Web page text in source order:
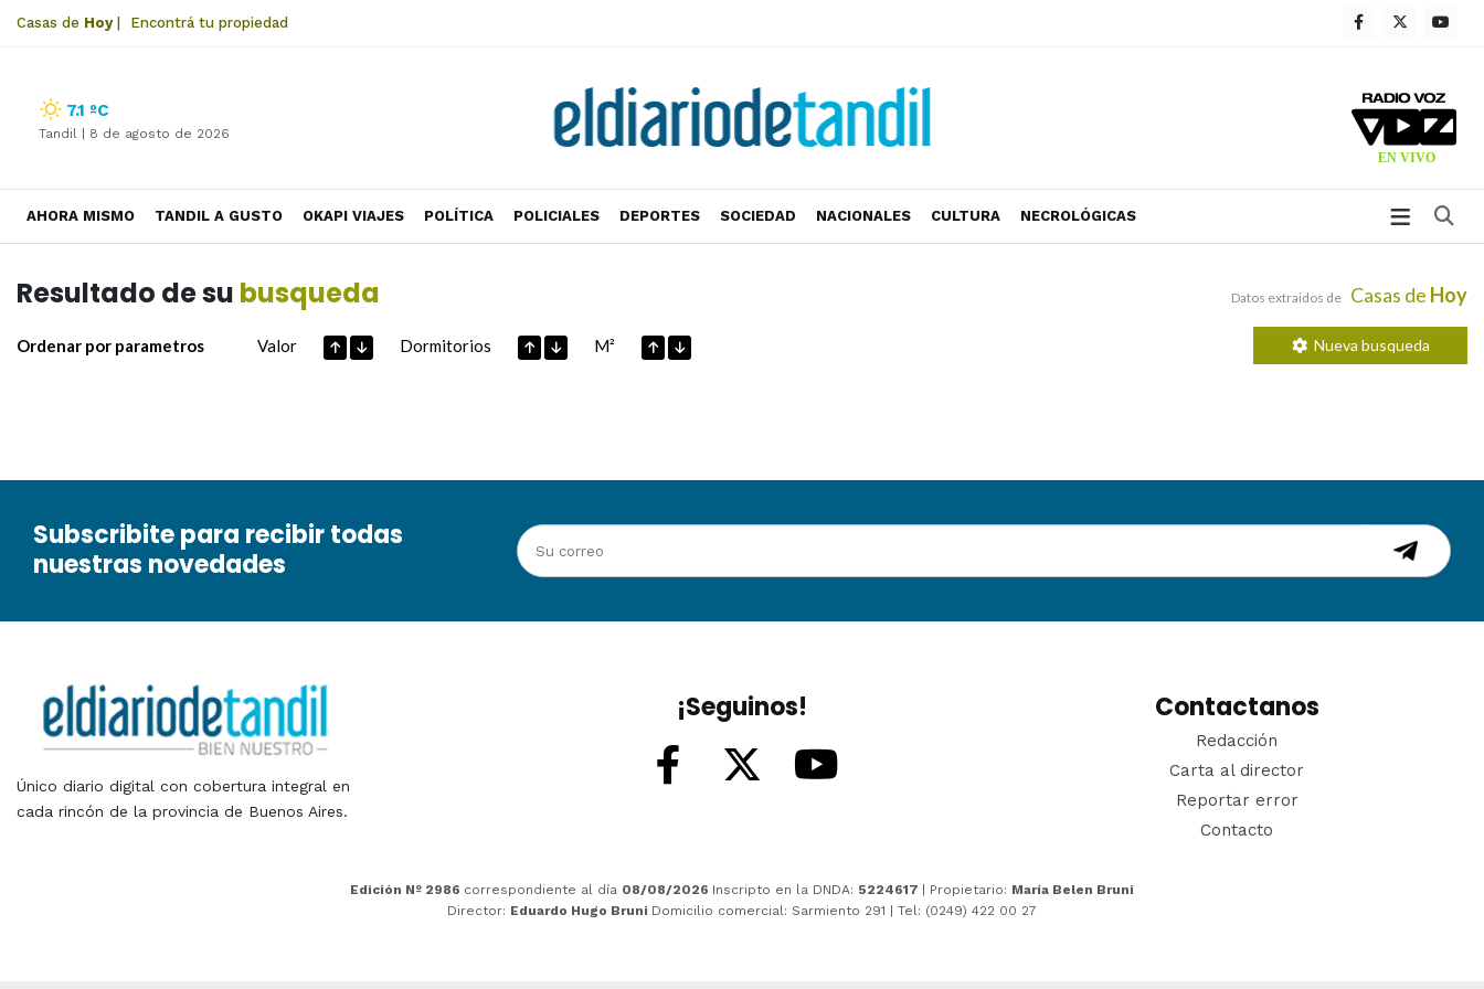
Casas de Hoy| Encontrá tu propiedad
7.1 ºC
Tandil | 8 de agosto de 2026
AHORA MISMO TANDIL A GUSTO OKAPI VIAJES POLÍTICA POLICIALES DEPORTES SOCIEDAD NACIONALES CULTURA NECROLÓGICAS
Resultado de su busqueda Datos extraidos de Casas de Hoy
Ordenar por parametros Valor Dormitorios M² Nueva busqueda
Subscribite para recibir todas
nuestras novedades
Único diario digital con cobertura integral en
cada rincón de la provincia de Buenos Aires.
¡Seguinos! Contactanos
Redacción
Carta al director
Reportar error
Contacto
Edición Nº 2986 correspondiente al día 08/08/2026 Inscripto en la DNDA: 5224617 | Propietario: María Belen Bruni
Director: Eduardo Hugo Bruni Domicilio comercial: Sarmiento 291 | Tel: (0249) 422 00 27